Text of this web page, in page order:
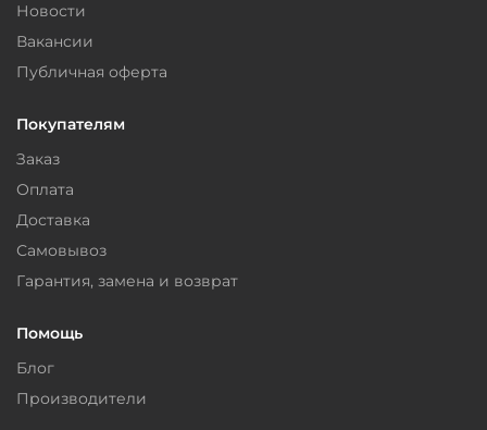
Новости
Вакансии
Публичная оферта
Покупателям
Заказ
Оплата
Доставка
Самовывоз
Гарантия, замена и возврат
Помощь
Блог
Производители